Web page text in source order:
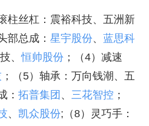
柱丝杠：震裕科技、五洲新
部总成： 星宇股份、 蓝思科
、恒帅股份；（4）减速
；（5）轴承：万向钱潮、五
： 拓普集团 、 三花智控 ；
、 凯众股份;（8）灵巧手：